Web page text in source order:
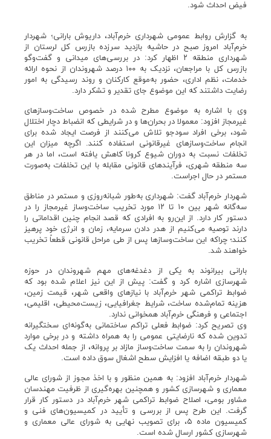
فیض احداث شود.
به گزارش روابط عمومی شهرداری خرم‌‌آباد، داریوش بارانی؛ شهردار
خرم‌آباد امروز صبح در حاشیه بازدید سرزده بازرس کل لرستان از
شهرداری منطقه ۲ اظهار کرد: در بررسی‌های میدانی و گفت‌وگو
بازرس کل با مراجعان، نزدیک به ۱۰۰ درصد شهروندان از نحوه ارائه
خدمات، نظم اداری، حضور به‌موقع کارکنان و روند رسیدگی به امور
رضایت داشتند که این موضوع جای تقدیر و تشکر دارد.
وی با اشاره به موضوع مطرح شده در خصوص ساخت‌وسازهای
غیرمجاز افزود: معمولا در بحران‌ها و در شرایطی که انضباط دچار اختلال
شود، برخی افراد سودجو تلاش می‌کنند از فرصت ایجاد شده برای
انجام ساخت‌وسازهای غیرقانونی استفاده کنند. اگرچه میزان این
تخلفات نسبت به دوران شیوع کرونا کاهش یافته است، اما در هر
سه منطقه شهری، فرآیندهای قانونی مقابله با این تخلفات به‌صورت
مستمر در حال اجراست.
شهردار خرم‌آباد گفت: شهرداری به‌طور شبانه‌روزی و مستمر در مناطق
سه‌گانه شهر بین ۱۰ تا ۱۲ مورد تخریب ساخت‌وساز غیرمجاز را در
دستور کار دارد. از این‌رو به افرادی که قصد انجام چنین اقداماتی را
دارند توصیه می‌کنیم از هدر دادن سرمایه، زمان و انرژی خود پرهیز
کنند؛ چراکه این ساخت‌وسازها پس از طی مراحل قانونی قطعاً تخریب
خواهند شد.
بارانی بیرانوند به یکی از دغدغه‌های مهم شهروندان در حوزه
شهرسازی اشاره کرد و گفت: پیش از این نیز اعلام شده بود که
ضوابط تراکمی شهر خرم‌آباد با نیازهای واقعی شهر، قیمت زمین،
هزینه تمام‌شده ساخت، شرایط جغرافیایی، زیست‌محیطی، اقلیمی،
اجتماعی و فرهنگی خرم‌آباد همخوانی ندارد.
وی تصریح کرد: ضوابط فعلی تراکم ساختمانی به‌گونه‌ای سختگیرانه
تدوین شده که نارضایتی عمومی را به همراه داشته و در برخی موارد
شهروندان را به سمت ساخت‌وساز مازاد بر پروانه، از جمله احداث یک
یا دو طبقه اضافه یا افزایش سطح اشغال سوق داده است.
شهردار خرم‌آباد افزود: به همین منظور و با اخذ مجوز از شورای عالی
معماری و شهرسازی کشور و همچنین بهره‌گیری از ظرفیت مهندسان
مشاور بومی، اصلاح ضوابط تراکمی شهر خرم‌آباد در دستور کار قرار
گرفت. این طرح پس از بررسی و تأیید در کمیسیون‌های فنی و
کمیسیون ماده ۵، برای تصویب نهایی به شورای عالی معماری و
شهرسازی کشور ارسال شده است.